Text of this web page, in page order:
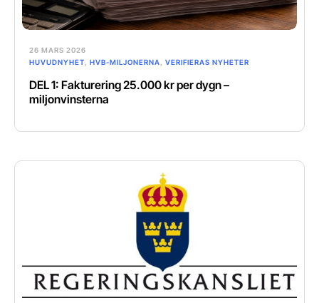
26 MARS 2026
HUVUDNYHET
HVB-MILJONERNA VERIFIERAS NYHETER
DEL 1: Fakturering 25.000 kr per dygn –
miljonvinsterna